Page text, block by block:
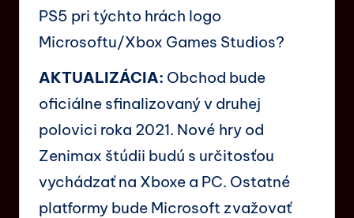
PS5 pri týchto hrách logo
Microsoftu/Xbox Games Studios?
AKTUALIZÁCIA: Obchod bude
oficiálne sfinalizovaný v druhej
polovici roka 2021. Nové hry od
Zenimax štúdii budú s určitosťou
vychádzať na Xboxe a PC. Ostatné
platformy bude Microsoft zvažovať